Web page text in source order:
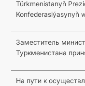
Türkmenistanyň
Konfederasiýasynyň
Заместитель
Туркменистана
На пути к